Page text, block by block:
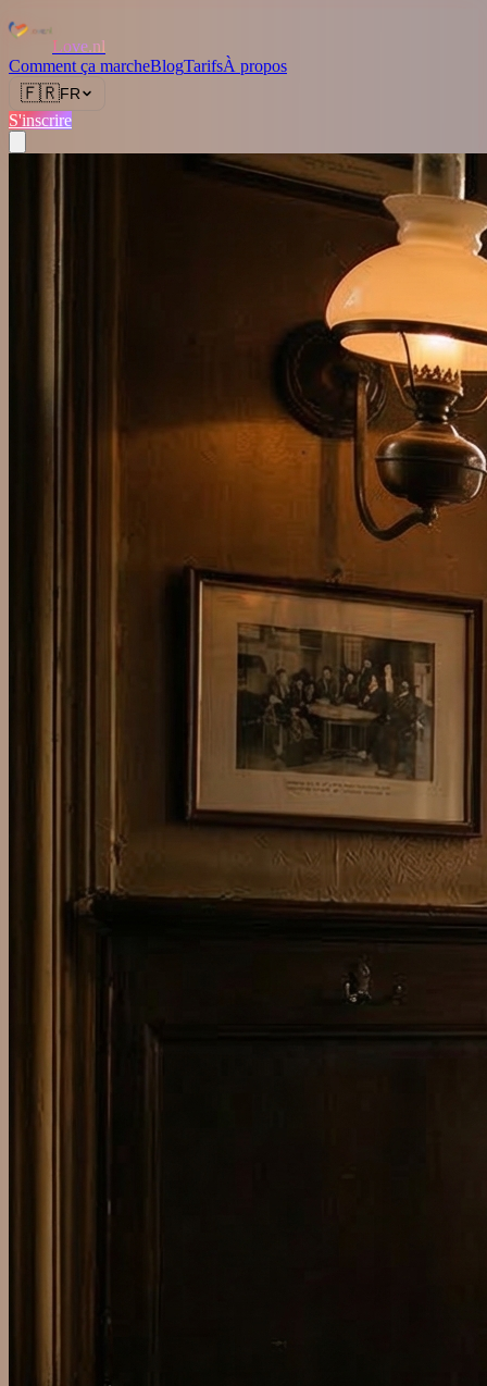
Love.nl
Comment ça marcheBlogTarifsÀ propos
🇫🇷FR
S'inscrire